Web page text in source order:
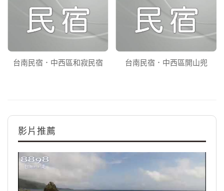
台南民宿．中西區和寂民宿 台南民宿．中西區開山兜
影片推薦